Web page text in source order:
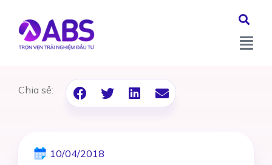
Chia sẻ:
10/04/2018